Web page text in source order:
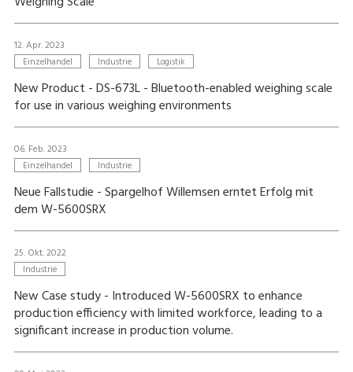
12. Apr. 2023
Einzelhandel Industrie Logistik
New Product - DS-673L - Bluetooth-enabled weighing scale
for use in various weighing environments
06. Feb. 2023
Einzelhandel Industrie
Neue Fallstudie - Spargelhof Willemsen erntet Erfolg mit
dem W-5600SRX
25. Okt. 2022
Industrie
New Case study - Introduced W-5600SRX to enhance
production efficiency with limited workforce, leading to a
significant increase in production volume.